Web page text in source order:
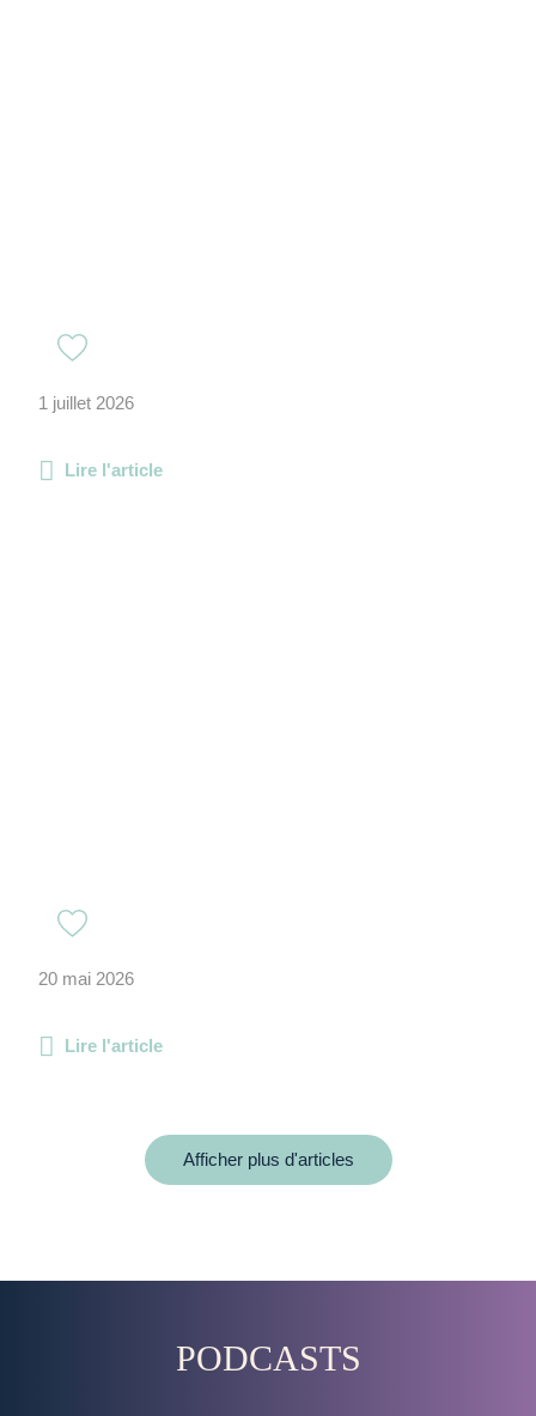
1 juillet 2026
Lire l'article
20 mai 2026
Lire l'article
Afficher plus d'articles
PODCASTS